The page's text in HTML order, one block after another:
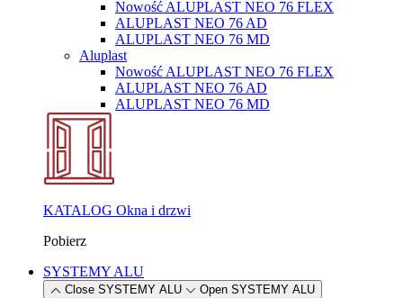
Nowość ALUPLAST NEO 76 FLEX
ALUPLAST NEO 76 AD
ALUPLAST NEO 76 MD
Aluplast
Nowość ALUPLAST NEO 76 FLEX
ALUPLAST NEO 76 AD
ALUPLAST NEO 76 MD
KATALOG Okna i drzwi
Pobierz
SYSTEMY ALU
Close SYSTEMY ALU Open SYSTEMY ALU